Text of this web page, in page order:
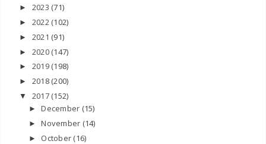
► 2023 (71)
► 2022 (102)
► 2021 (91)
► 2020 (147)
► 2019 (198)
► 2018 (200)
▼ 2017 (152)
►December (15)
►November (14)
► October (16)